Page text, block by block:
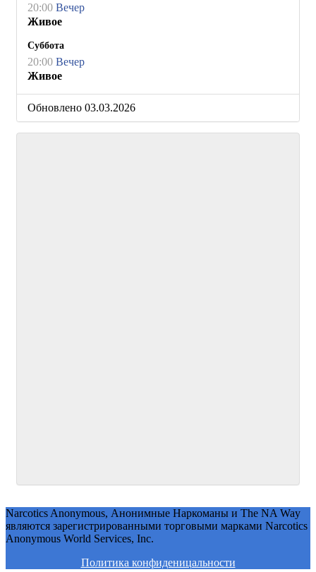
20:00 Вечер
Живое
Суббота
20:00 Вечер
Живое
Обновлено 03.03.2026
Narcotics Anonymous, Анонимные Наркоманы и The NA Way
являются зарегистрированными торговыми марками Narcotics
Anonymous World Services, Inc.
Политика конфиденицальности